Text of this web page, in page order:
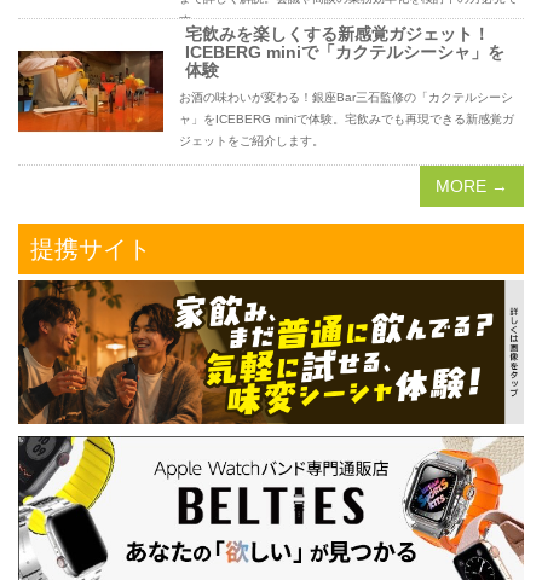
す。
宅飲みを楽しくする新感覚ガジェット！
ICEBERG miniで「カクテルシーシャ」を
体験
お酒の味わいが変わる！銀座Bar三石監修の「カクテルシーシ
ャ」をICEBERG miniで体験。宅飲みでも再現できる新感覚ガ
ジェットをご紹介します。
MORE →
提携サイト